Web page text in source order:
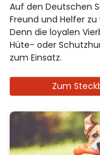
Auf den Deutschen
Freund und Helfer
Denn die loyalen
Hüte- oder
zum Einsatz.
Zum